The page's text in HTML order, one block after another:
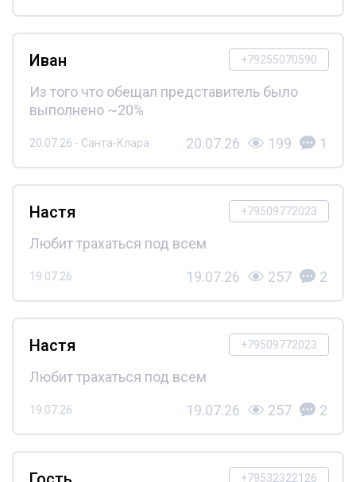
+79255070590
Иван
Из того что обещал представитель было
выполнено ~20%
20.07.26 - Санта-Клара 20.07.26 199 1
+79509772023
Настя
Любит трахаться под всем
19.07.26 19.07.26 257 2
+79509772023
Настя
Любит трахаться под всем
19.07.26 19.07.26 257 2
+79532322126